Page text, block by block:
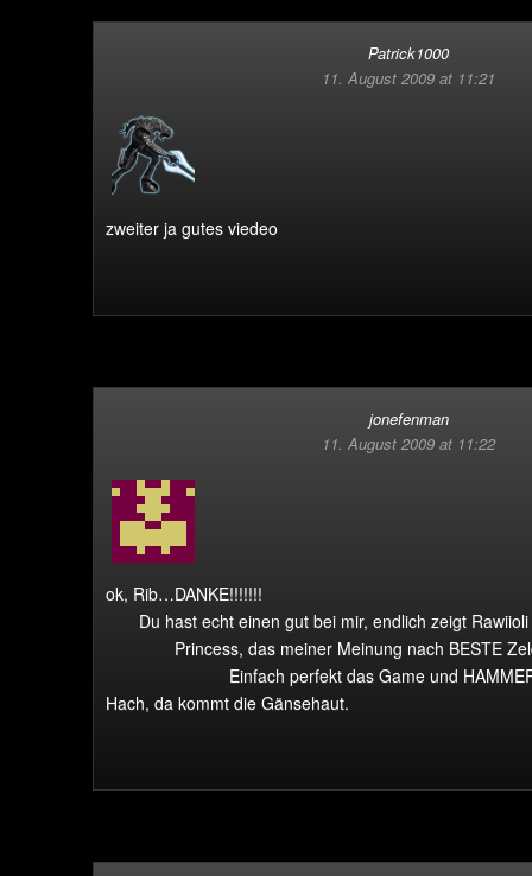
Patrick1000
11. August 2009 at 11:21
zweiter ja gutes viedeo
jonefenman
11. August 2009 at 11:22
ok, Rib…DANKE!!!!!!!
Du hast echt einen gut bei mir, endlich zeigt
Princess, das meiner Meinung nach BESTE
Einfach perfekt das Game und
Hach, da kommt die Gänsehaut.